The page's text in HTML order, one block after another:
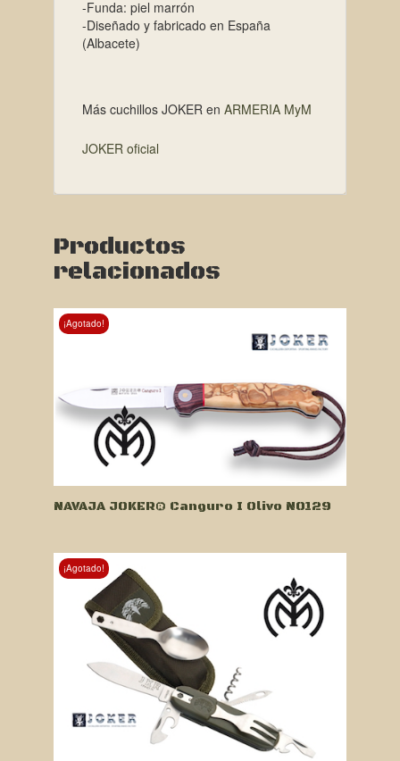
-Funda: piel marrón
-Diseñado y fabricado en España
(Albacete)
Más cuchillos JOKER en ARMERIA MyM
JOKER oficial
Productos
relacionados
¡Agotado!
NAVAJA JOKER® Canguro I Olivo NO129
¡Agotado!